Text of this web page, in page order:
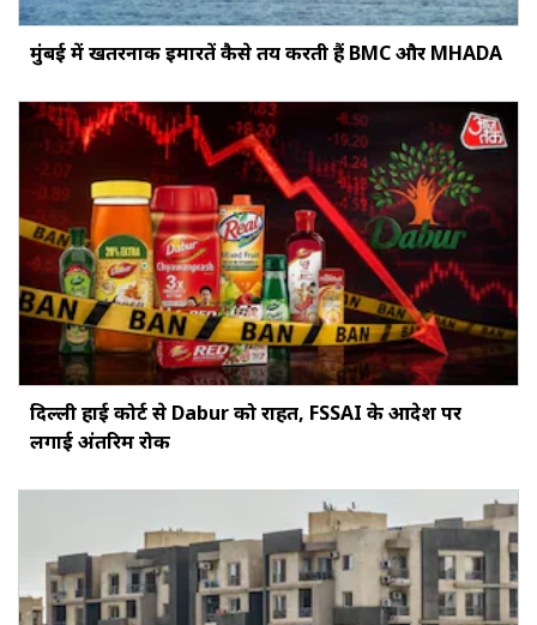
मुंबई में खतरनाक इमारतें कैसे तय करती हैं BMC और MHADA
दिल्ली हाई कोर्ट से Dabur को राहत, FSSAI के आदेश पर
लगाई अंतरिम रोक